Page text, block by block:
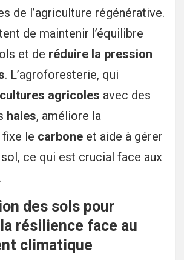
de l’agriculture régénérative.
de maintenir l’équilibre
et de réduire la pression
. L’agroforesterie, qui
cultures agricoles avec des
haies, améliore la
fixe le carbone et aide à gérer
sol, ce qui est crucial face aux
des sols pour
résilience face au
climatique